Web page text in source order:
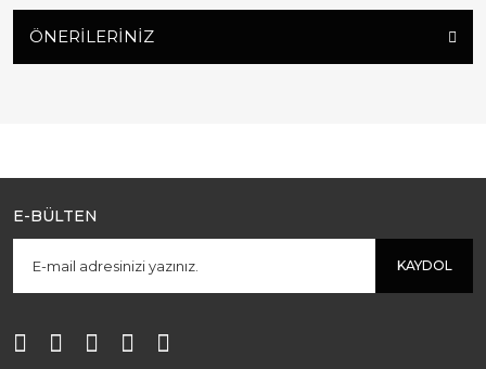
ÖNERILERINIZ
E-BÜLTEN
KAYDOL